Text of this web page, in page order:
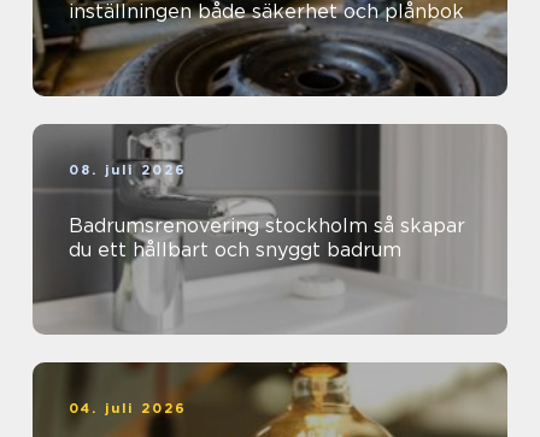
inställningen både säkerhet och plånbok
08. juli 2026
Badrumsrenovering stockholm så skapar
du ett hållbart och snyggt badrum
04. juli 2026